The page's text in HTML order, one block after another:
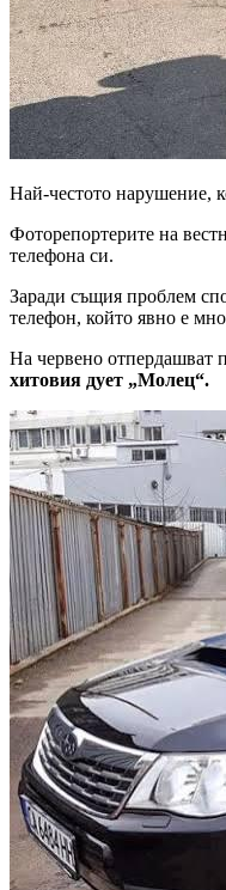
Най-честото нарушение,
Фоторепортерите на
телефона си.
Заради същия проблем
телефон, който явно е
На червено отпердашват
хитовия дует „Молец“.